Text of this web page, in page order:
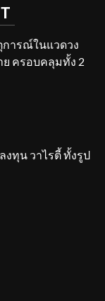
การณ์ในแวดวง
ครอบคลุมทั้ง 2
งทุน วาไรตี้ ทั้งรูป